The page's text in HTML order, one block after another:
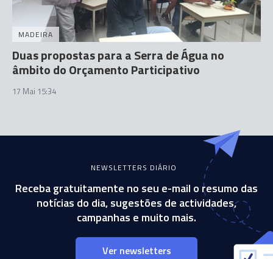
MADEIRA
Duas propostas para a Serra de Água no
âmbito do Orçamento Participativo
17 Mai 15:34
NEWSLETTERS DIÁRIO
Receba gratuitamente no seu e-mail o resumo das
notícias do dia, sugestões de actividades,
campanhas e muito mais.
Ver newsletters